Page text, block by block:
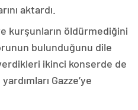
aktardı.
kurşunların öldürmediğini
bulunduğunu dile
ikinci konserde de
Gazze’ye